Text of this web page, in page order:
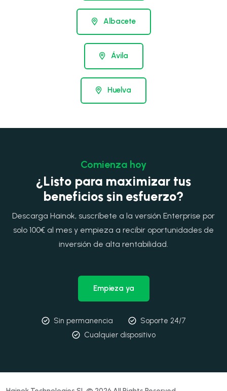
Albacete
Ávila
Huelva
Comienza hoy
¿Listo para maximizar tus
beneficios sin esfuerzo?
Descarga Hainok, suscríbete a la versión Enterprise por
solo 100€ al mes y empieza a recibir oportunidades de
inversión de alta rentabilidad.
Empieza ya
Sin permanencia
Soporte 24/7
Cualquier dispositivo